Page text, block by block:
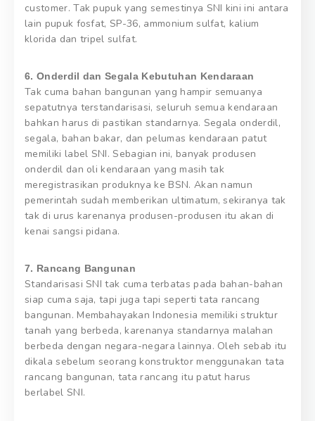
customer. Tak pupuk yang semestinya SNI kini ini antara
lain pupuk fosfat, SP-36, ammonium sulfat, kalium
klorida dan tripel sulfat.
6. Onderdil dan Segala Kebutuhan Kendaraan
Tak cuma bahan bangunan yang hampir semuanya
sepatutnya terstandarisasi, seluruh semua kendaraan
bahkan harus di pastikan standarnya. Segala onderdil,
segala, bahan bakar, dan pelumas kendaraan patut
memiliki label SNI. Sebagian ini, banyak produsen
onderdil dan oli kendaraan yang masih tak
meregistrasikan produknya ke BSN. Akan namun
pemerintah sudah memberikan ultimatum, sekiranya tak
tak di urus karenanya produsen-produsen itu akan di
kenai sangsi pidana.
7. Rancang Bangunan
Standarisasi SNI tak cuma terbatas pada bahan-bahan
siap cuma saja, tapi juga tapi seperti tata rancang
bangunan. Membahayakan Indonesia memiliki struktur
tanah yang berbeda, karenanya standarnya malahan
berbeda dengan negara-negara lainnya. Oleh sebab itu
dikala sebelum seorang konstruktor menggunakan tata
rancang bangunan, tata rancang itu patut harus
berlabel SNI.